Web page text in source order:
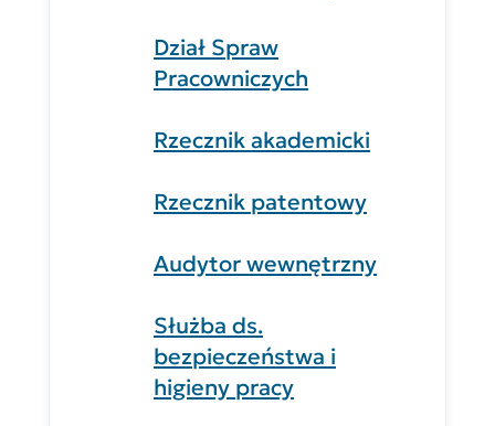
Dział Spraw
Pracowniczych
Rzecznik akademicki
Rzecznik patentowy
Audytor wewnętrzny
Służba ds.
bezpieczeństwa i
higieny pracy